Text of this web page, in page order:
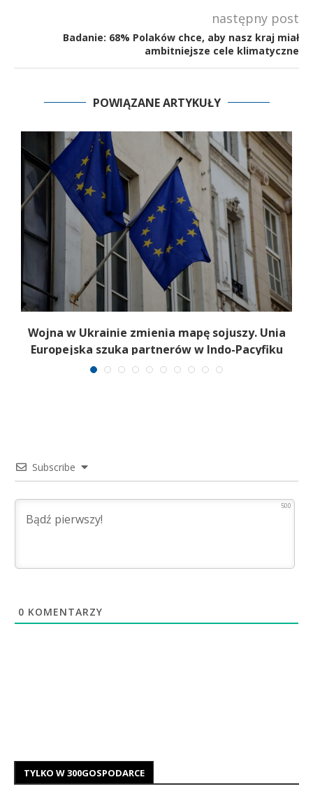
następny post
Badanie: 68% Polaków chce, aby nasz kraj miał
ambitniejsze cele klimatyczne
POWIĄZANE ARTYKUŁY
Wojna w Ukrainie zmienia mapę sojuszy. Unia
Europejska szuka partnerów w Indo-Pacyfiku
Subscribe
500
0 KOMENTARZY
TYLKO W 300GOSPODARCE